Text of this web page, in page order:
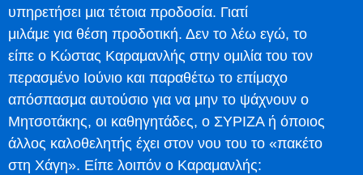
υπηρετήσει μια τέτοια προδοσία. Γιατί
μιλάμε για θέση προδοτική. Δεν το λέω εγώ, το
είπε ο Κώστας Καραμανλής στην ομιλία του τον
περασμένο Ιούνιο και παραθέτω το επίμαχο
απόσπασμα αυτούσιο για να μην το ψάχνουν ο
Μητσοτάκης, οι καθηγητάδες, ο ΣΥΡΙΖΑ ή όποιος
άλλος καλοθελητής έχει στον νου του το «πακέτο
στη Χάγη». Είπε λοιπόν ο Καραμανλής: